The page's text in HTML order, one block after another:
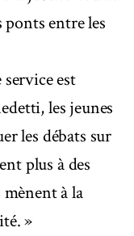
entre les
est
les jeunes
les débats sur
plus à des
mènent à la
»